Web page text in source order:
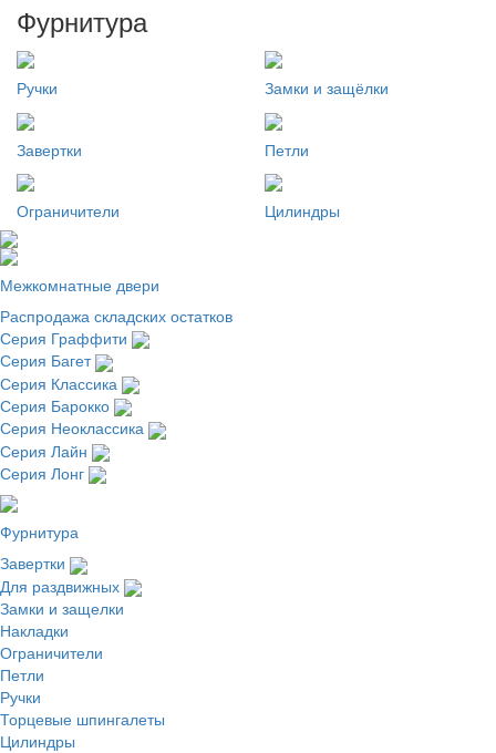
Фурнитура
Ручки Замки и защёлки
Завертки Петли
Ограничители Цилиндры
Межкомнатные двери
Распродажа складских остатков
Серия Граффити
Серия Багет
Серия Классика
Серия Барокко
Серия Неоклассика
Серия Лайн
Серия Лонг
Фурнитура
Завертки
Для раздвижных
Замки и защелки
Накладки
Ограничители
Петли
Ручки
Торцевые шпингалеты
Цилиндры